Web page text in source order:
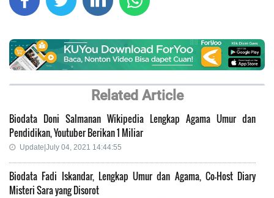
Related Article
Biodata Doni Salmanan Wikipedia Lengkap Agama Umur dan
Pendidikan, Youtuber Berikan 1 Miliar
Update|July 04, 2021 14:44:55
Biodata Fadi Iskandar, Lengkap Umur dan Agama, Co-Host Diary
Misteri Sara yang Disorot